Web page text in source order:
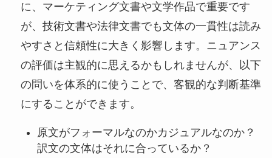
に、マーケティング文書や文学作品で重要です
が、技術文書や法律文書でも文体の一貫性は読み
やすさと信頼性に大きく影響します。ニュアンス
の評価は主観的に思えるかもしれませんが、以下
の問いを体系的に使うことで、客観的な判断基準
にすることができます。
原文がフォーマルなのかカジュアルなのか？
訳文の文体はそれに合っているか？